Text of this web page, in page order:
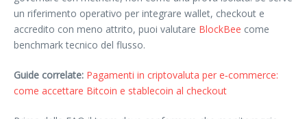
un riferimento operativo per integrare wallet, checkout e
accredito con meno attrito, puoi valutare BlockBee come
benchmark tecnico del flusso.
Guide correlate: Pagamenti in criptovaluta per e‑commerce:
come accettare Bitcoin e stablecoin al checkout